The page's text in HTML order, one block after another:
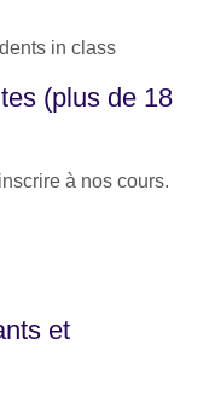
(plus de 18
à nos cours.
et